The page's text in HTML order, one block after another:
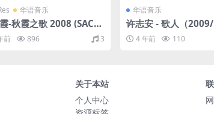
华语音乐
-秋霞之歌 2008 (SACD/
前 896 3
华语音乐
许志安 - 歌人（
轨/278M）
4 年前 110
关于本站
个人中心